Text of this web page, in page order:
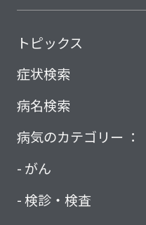
トピックス
症状検索
病名検索
病気のカテゴリー ：
がん
検診・検査